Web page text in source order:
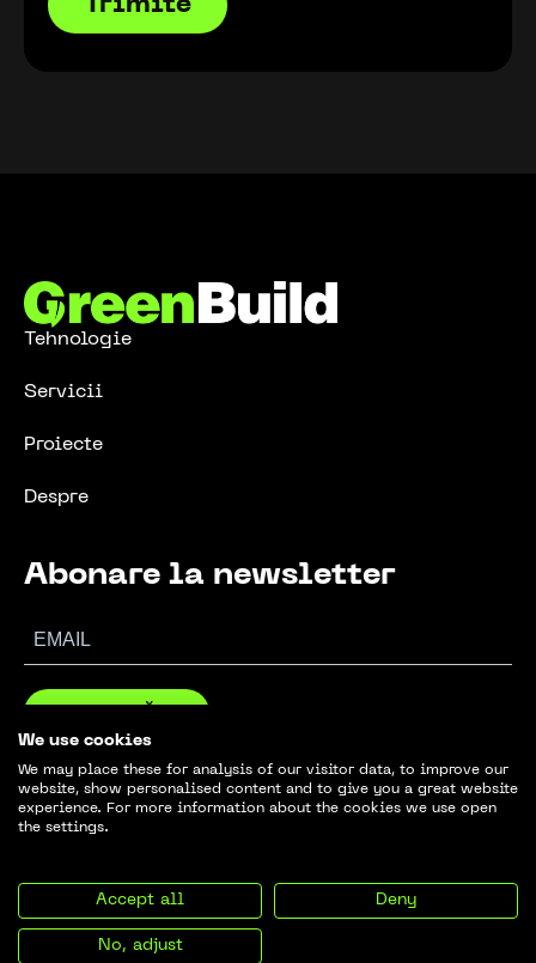
Tehnologie
Servicii
Proiecte
Despre
Abonare la newsletter
© 2024. GreenBuild. Toate drepturile rezervate.
Informații legale
Politica de confidențialitate
We use cookies
We may place these for analysis of our visitor data, to improve our
website, show personalised content and to give you a great website
experience. For more information about the cookies we use open
the settings.
Accept all Deny
No, adjust